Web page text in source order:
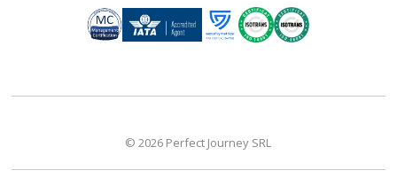
© 2026 Perfect Journey SRL